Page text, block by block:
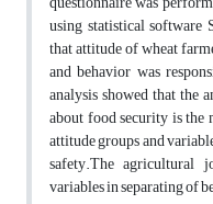
using statistical software
that attitude of wheat
and behavior was
analysis showed that the
about food security is
attitude groups and
safety.The agricultural
variables in separating of